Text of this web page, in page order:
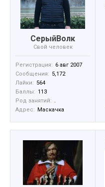
СерыйВолк
Свой человек
Регистрация: 6 авг 2007
Сообщения: 5,172
Лайки: 564
Баллы: 113
Род занятий: .
Адрес:
Маскачка